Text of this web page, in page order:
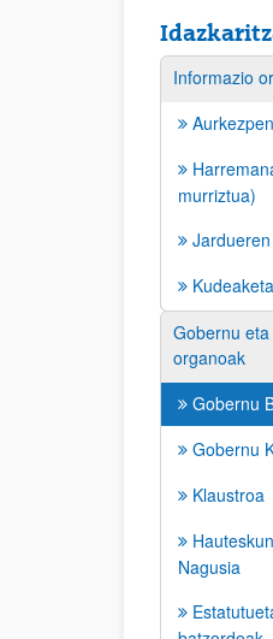
Informazio
murriztua)
Gobernu
organoak
Gobernu
Gobernu
Klaustroa
Nagusia